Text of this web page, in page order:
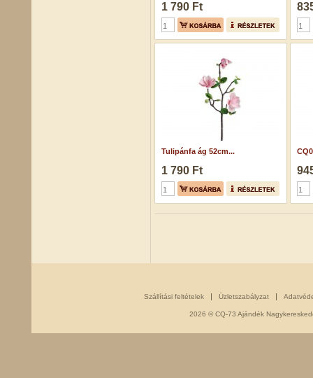
1 790 Ft
Tulipánfa ág 52cm...
1 790 Ft
Szállítási feltételek Üzletszabályzat
2026 © CQ-73 Ajándék